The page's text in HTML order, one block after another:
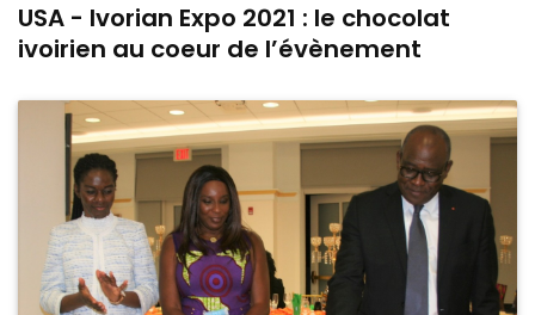
USA - Ivorian Expo 2021 : le chocolat
ivoirien au coeur de l’évènement